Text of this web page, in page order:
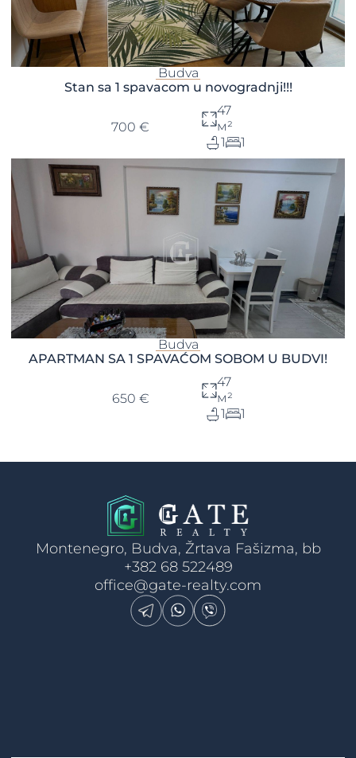
Budva
Stan sa 1 spavacom u novogradnji!!!
700 €
47
м²
1
1
Budva
APARTMAN SA 1 SPAVAĆOM SOBOM U BUDVI!
650 €
47
м²
1
1
Montenegro, Budva, Žrtava Fašizma, bb
+382 68 522489
office@gate-realty.com